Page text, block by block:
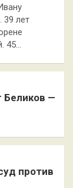
39 лет
45…
Беликов —
против